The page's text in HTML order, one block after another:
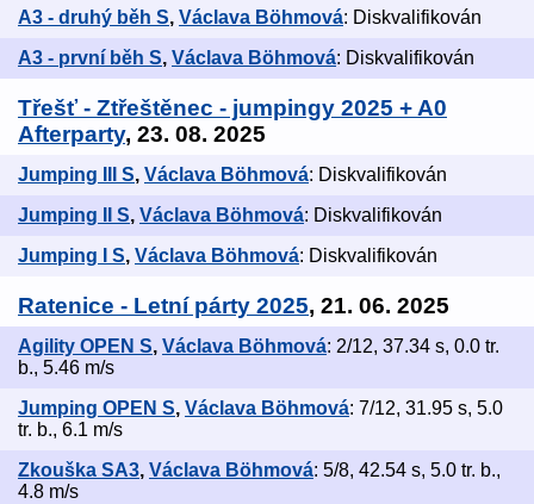
A3 - druhý běh S, Václava Böhmová: Diskvalifikován
A3 - první běh S, Václava Böhmová: Diskvalifikován
Třešť - Ztřeštěnec - jumpingy 2025 + A0
Afterparty, 23. 08. 2025
Jumping III S, Václava Böhmová: Diskvalifikován
Jumping II S, Václava Böhmová: Diskvalifikován
Jumping I S, Václava Böhmová: Diskvalifikován
Ratenice - Letní párty 2025, 21. 06. 2025
Agility OPEN S, Václava Böhmová: 2/12, 37.34 s, 0.0 tr.
b., 5.46 m/s
Jumping OPEN S, Václava Böhmová: 7/12, 31.95 s, 5.0
tr. b., 6.1 m/s
Zkouška SA3, Václava Böhmová: 5/8, 42.54 s, 5.0 tr. b.,
4.8 m/s